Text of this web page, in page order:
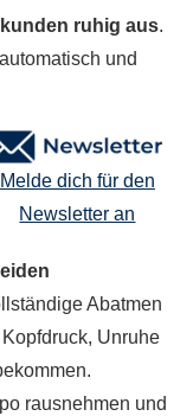
ruhig aus.
und
Melde dich für den
Newsletter an
Abatmen
Unruhe
rausnehmen und